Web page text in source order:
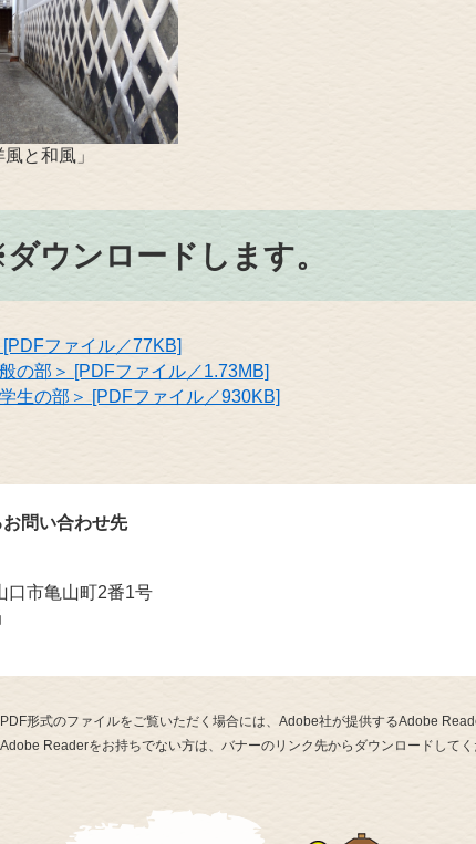
と和風」
ウンロードします。
ファイル／77KB]
の部＞ [PDFファイル／1.73MB]
生の部＞ [PDFファイル／930KB]
問い合わせ先
口市亀山町2番1号
PDF形式のファイルをご覧いただく場合には、Adobe社が提供するAdobe
Adobe Readerをお持ちでない方は、バナーのリンク先からダウンロードしてく